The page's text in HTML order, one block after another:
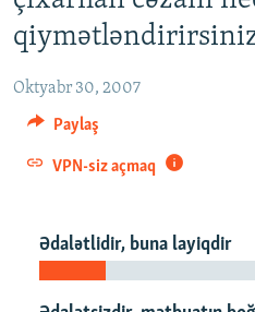
naviqasiyaya
qayıt
Axtarışa
KORRUPSIOMETR
#ƏSLINDƏ
FƏRQƏ BAX
QANUNI DOĞRU
ARAŞDIRMA
VIDEO
RADIO ARXIV
Oktyabr 30, 2007
Paylaş
VPN-siz açmaq
Ədalətlidir, buna layiqdir